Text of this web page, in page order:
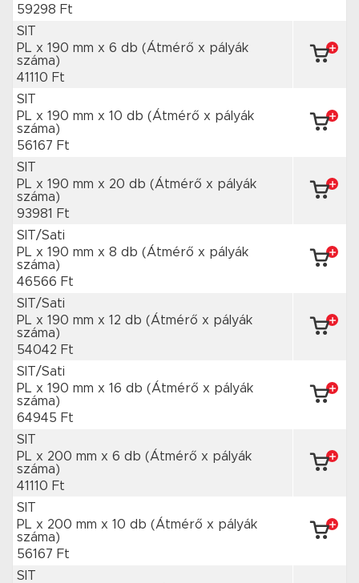
59298 Ft
SIT
PL x 190 mm x 6 db (Átmérő x pályák
száma)
41110 Ft
SIT
PL x 190 mm x 10 db (Átmérő x pályák
száma)
56167 Ft
SIT
PL x 190 mm x 20 db (Átmérő x pályák
száma)
93981 Ft
SIT/Sati
PL x 190 mm x 8 db (Átmérő x pályák
száma)
46566 Ft
SIT/Sati
PL x 190 mm x 12 db (Átmérő x pályák
száma)
54042 Ft
SIT/Sati
PL x 190 mm x 16 db (Átmérő x pályák
száma)
64945 Ft
SIT
PL x 200 mm x 6 db (Átmérő x pályák
száma)
41110 Ft
SIT
PL x 200 mm x 10 db (Átmérő x pályák
száma)
56167 Ft
SIT